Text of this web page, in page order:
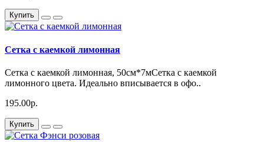
Купить
Сетка с каемкой лимонная
Сетка с каемкой лимонная, 50см*7мСетка с каемкой
лимонного цвета. Идеально вписывается в офо..
195.00р.
Купить